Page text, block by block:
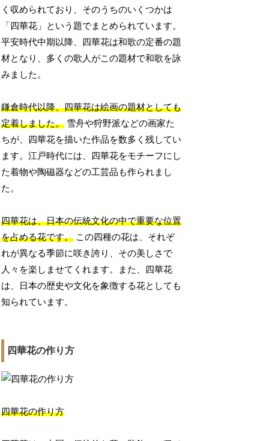
く収められており、そのうちのいくつかは
「四華花」という題でまとめられています。
平安時代中期以降、四華花は和歌の定番の題
材となり、多くの歌人がこの題材で和歌を詠
みました。
鎌倉時代以降、四華花は絵画の題材としても
定着しました。 雪舟や狩野派などの画家た
ちが、四華花を描いた作品を数多く残してい
ます。江戸時代には、四華花をモチーフにし
た着物や陶磁器などの工芸品も作られまし
た。
四華花は、日本の伝統文化の中で重要な位置
を占める花です。 この四種の花は、それぞ
れが異なる季節に咲き誇り、その美しさで
人々を楽しませてくれます。また、四華花
は、日本の歴史や文化を象徴する花としても
知られています。
四華花の作り方
四華花の作り方